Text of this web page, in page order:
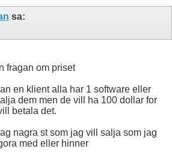
sa:
fragan om priset
en klient alla har 1 software eller
dem men de vill ha 100 dollar for
betala det.
nagra st som jag vill salja som jag
med eller hinner